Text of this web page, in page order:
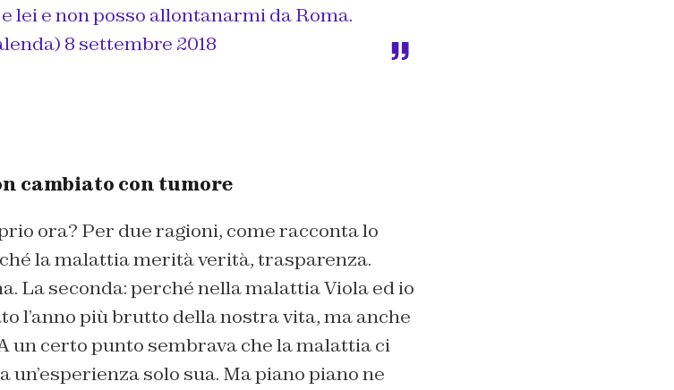
lei e non posso allontanarmi da Roma.
8 settembre 2018
cambiato con tumore
ora? Per due ragioni, come racconta lo
la malattia merità verità, trasparenza.
La seconda: perché nella malattia Viola ed io
l’anno più brutto della nostra vita, ma anche
un certo punto sembrava che la malattia ci
solo sua. Ma piano piano ne